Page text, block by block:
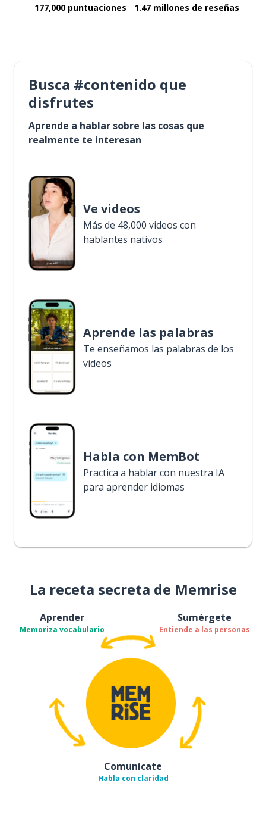
177,000 puntuaciones 1.47 millones de reseñas
Busca #contenido que
disfrutes
Aprende a hablar sobre las cosas que
realmente te interesan
Ve videos
Más de 48,000 videos con
hablantes nativos
Aprende las palabras
Te enseñamos las palabras de los
videos
Habla con MemBot
Practica a hablar con nuestra IA
para aprender idiomas
La receta secreta de Memrise
Aprender
Memoriza vocabulario
Sumérgete
Entiende a las personas
Comunícate
Habla con claridad